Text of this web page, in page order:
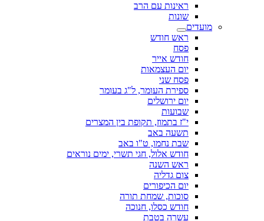
ראינות עם הרב
שונות
מועדים
ראש חודש
פסח
חודש אייר
יום העצמאות
פסח שני
ספירת העומר, ל"ג בעומר
יום ירושלים
שבועות
י"ז בתמוז, תקופת בין המצרים
תשעה באב
שבת נחמו, ט"ו באב
חודש אלול, חגי תשרי, ימים נוראים
ראש השנה
צום גדליה
יום הכיפורים
סוכות, שמחת תורה
חודש כסלו, חנוכה
עשרה בטבת